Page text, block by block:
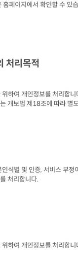
홈페이지에서 확인할 수 있
처리목적
하여 개인정보를 처리합니
개보법 제 18조에 따라 별
인식별 및 인증, 서비스 부정
처리합니다.
하여 개인정보를 처리합니